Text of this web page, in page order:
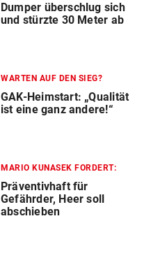
Dumper überschlug sich
und stürzte 30 Meter ab
WARTEN AUF DEN SIEG?
GAK-Heimstart: „Qualität
ist eine ganz andere!“
MARIO KUNASEK FORDERT:
Präventivhaft für
Gefährder, Heer soll
abschieben